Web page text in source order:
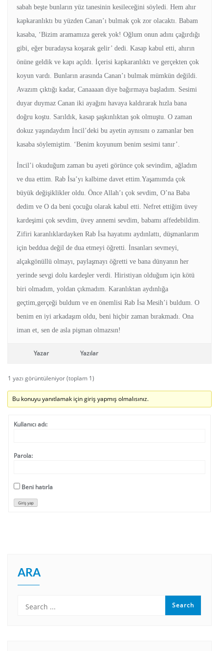
sabah beşte bunların yüz tanesinin kesileceğini söyledi. Hem ahır
kapkaranlıktı bu yüzden Canan’ı bulmak çok zor olacaktı. Babam
kasaba, ‘Bizim aramamıza gerek yok! Oğlum onun adını çağırdığı
gibi, eğer buradaysa koşarak gelir’ dedi. Kasap kabul etti, ahırın
önüne geldik ve kapı açıldı. İçerisi kapkaranlıktı ve gerçekten çok
koyun vardı. Bunların arasında Canan’ı bulmak mümkün değildi.
Avazım çıktığı kadar, Canaaaan diye bağırmaya başladım. Sesimi
duyar duymaz Canan iki ayağını havaya kaldırarak hızla bana
doğru koştu. Sarıldık, kasap şaşkınlıktan şok olmuştu. O zaman
dokuz yaşındaydım İncil’deki bu ayetin aynısını o zamanlar ben
kasaba söylemiştim. ‘Benim koyunum benim sesimi tanır’.
İncil’i okuduğum zaman bu ayeti görünce çok sevindim, ağladım
ve dua ettim. Rab İsa’yı kalbime davet ettim.Yaşamımda çok
büyük değişiklikler oldu. Önce Allah’ı çok sevdim, O’na Baba
dedim ve O da beni çocuğu olarak kabul etti. Nefret ettiğim üvey
kardeşimi çok sevdim, üvey annemi sevdim, babamı affedebildim.
Zifiri karanlıklardayken Rab İsa hayatımı aydınlattı, düşmanlarım
için beddua değil de dua etmeyi öğretti. İnsanları sevmeyi,
alçakgönüllü olmayı, paylaşmayı öğretti ve bana dünyanın her
yerinde sevgi dolu kardeşler verdi. Hiristiyan olduğum için kötü
biri olmadım, yoldan çıkmadım. Karanlıktan aydınlığa
geçtim,gerçeği buldum ve en önemlisi Rab İsa Mesih’i buldum. O
benim en iyi arkadaşım oldu, beni hiçbir zaman bırakmadı. Ona
iman et, sen de asla pişman olmazsın!
Yazar Yazılar
1 yazı görüntüleniyor (toplam 1)
Bu konuyu yanıtlamak için giriş yapmış olmalısınız.
Kullanıcı adı:
Parola:
Beni hatırla
Giriş yap
ARA